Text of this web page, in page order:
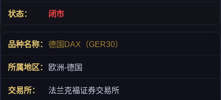
闭市
德国DAX（GER30）
欧洲-德国
法兰克福证券交易所